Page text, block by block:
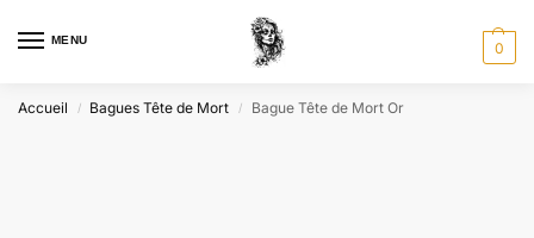
MENU 0
Accueil / Bagues Tête de Mort / Bague Tête de Mort Or